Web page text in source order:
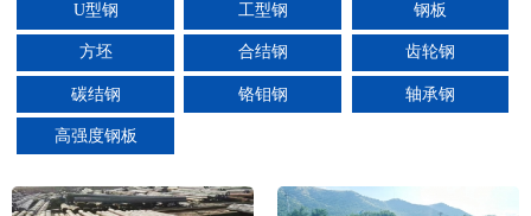
U型钢 工型钢 钢板
方坯 合结钢 齿轮钢
碳结钢 铬钼钢 轴承钢
高强度钢板